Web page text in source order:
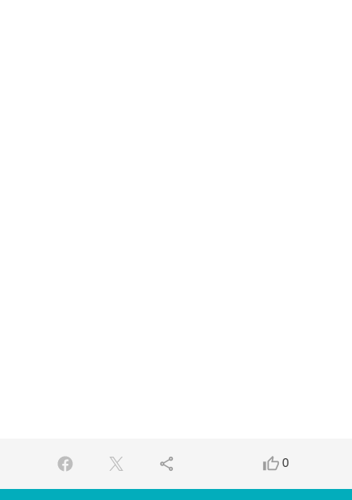
share thumb_up_alt0